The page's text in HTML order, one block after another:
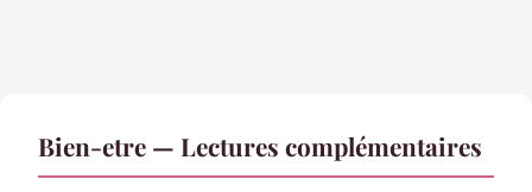
Bien-etre — Lectures complémentaires